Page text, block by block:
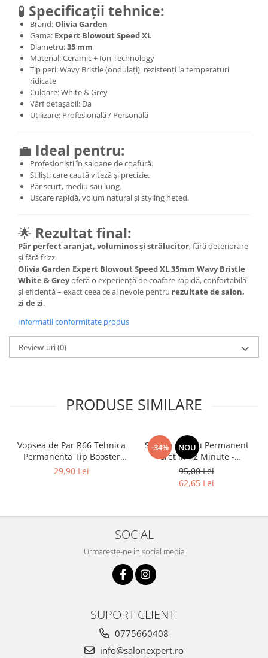
🧪 Specificații tehnice:
Brand:Olivia Garden
Gama: Expert Blowout Speed XL
Diametru:35 mm
Material: Ceramic + Ion Technology
Tip peri: Wavy Bristle (ondulați), rezistenți la temperaturi
ridicate
Culoare: White & Grey
Vârf detașabil: Da
Utilizare: Profesională / Personală
💼 Ideal pentru:
Profesioniști în saloane de coafură.
Stiliști care caută viteză și precizie.
Păr scurt, mediu sau lung.
Uscare rapidă, volum natural și styling neted.
🌟 Rezultat final:
Păr perfect aranjat, voluminos și strălucitor, fără deteriorare
și fără frizz.
Olivia Garden Expert Blowout Speed XL 35mm Wavy Bristle
White & Greyoferă o experiență de coafare rapidă, confortabilă
și eficientă – exact ceea ce ai nevoie pentru rezultate de salon,
zi de zi.
Informatii conformitate produs
Review-uri(0)
PRODUSE SIMILARE
Vopsea de Par R66 Tehnica
Permanenta Tip Booster
Rosu - Fanola Color Cream
29,90 Lei
-34% NOU
Solutie pentru Permanent
Cret in 12 Minute -
Universal Moved 12Min
Ammonia Free Waving
System Be Tech 500ml - Be
95,00 Lei
62,65 Lei
SOCIAL
Urmareste-ne in social media
SUPORT CLIENTI
0775660408
info@salonexpert.ro